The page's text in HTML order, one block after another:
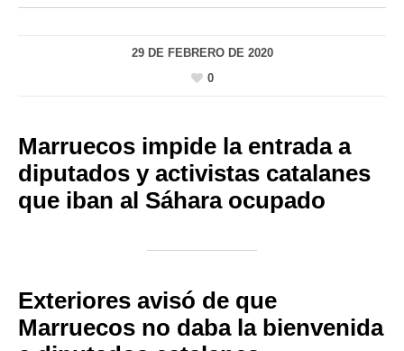
29 DE FEBRERO DE 2020
0
Marruecos impide la entrada a
diputados y activistas catalanes
que iban al Sáhara ocupado
Exteriores avisó de que
Marruecos no daba la bienvenida